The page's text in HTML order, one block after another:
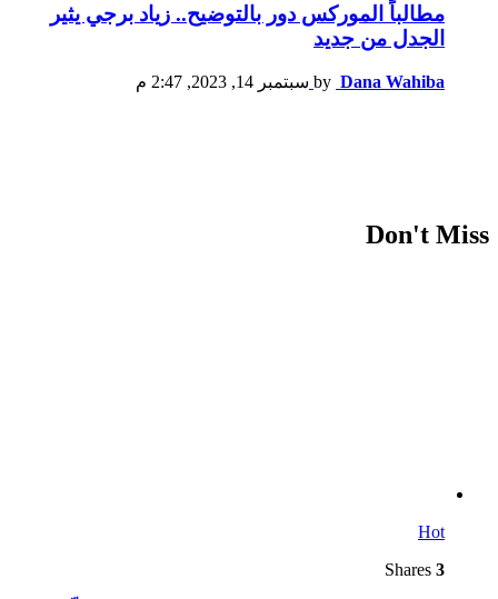
مطالباً الموركس دور بالتوضيح.. زياد برجي يثير
الجدل من جديد
by Dana Wahiba سبتمبر 14, 2023, 2:47 م
Don't Miss
Hot
3